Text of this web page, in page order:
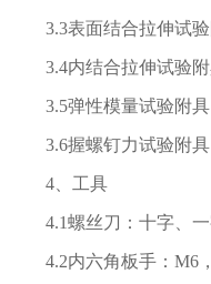
3.3表面结合拉伸试
3.4内结合拉伸试验
3.5弹性模量试验附具
3.6握螺钉力试验附具
4 、工具
4.1螺丝刀：十字、
4.2内六角板手： M6